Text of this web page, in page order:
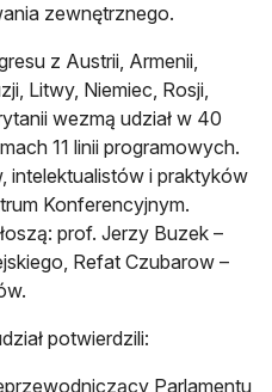
zewnętrznego.
z Austrii, Armenii,
Litwy, Niemiec, Rosji,
wezmą udział w 40
11 linii programowych.
intelektualistów i praktyków
Konferencyjnym.
prof. Jerzy Buzek –
Refat Czubarow –
potwierdzili:
Parlamentu